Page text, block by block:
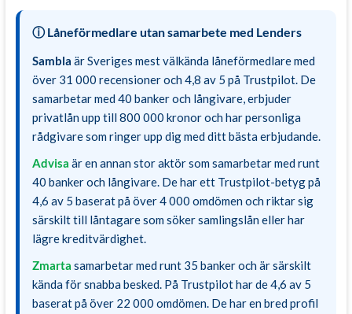
ⓘ Låneförmedlare utan samarbete med Lenders
Sambla är Sveriges mest välkända låneförmedlare med
över 31 000 recensioner och 4,8 av 5 på Trustpilot. De
samarbetar med 40 banker och långivare, erbjuder
privatlån upp till 800 000 kronor och har personliga
rådgivare som ringer upp dig med ditt bästa erbjudande.
Advisa är en annan stor aktör som samarbetar med runt
40 banker och långivare. De har ett Trustpilot-betyg på
4,6 av 5 baserat på över 4 000 omdömen och riktar sig
särskilt till låntagare som söker samlingslån eller har
lägre kreditvärdighet.
Zmarta samarbetar med runt 35 banker och är särskilt
kända för snabba besked. På Trustpilot har de 4,6 av 5
baserat på över 22 000 omdömen. De har en bred profil